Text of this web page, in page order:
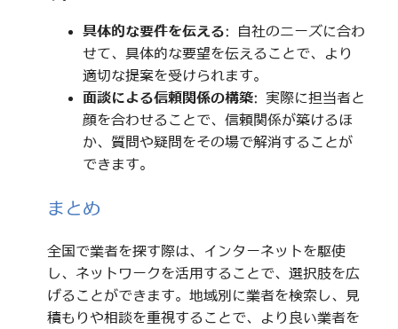
具体的な要件を伝える: 自社のニーズに合わ
せて、具体的な要望を伝えることで、より
適切な提案を受けられます。
面談による信頼関係の構築: 実際に担当者と
顔を合わせることで、信頼関係が築けるほ
か、質問や疑問をその場で解消することが
できます。
まとめ
全国で業者を探す際は、インターネットを駆使
し、ネットワークを活用することで、選択肢を広
げることができます。地域別に業者を検索し、見
積もりや相談を重視することで、より良い業者を